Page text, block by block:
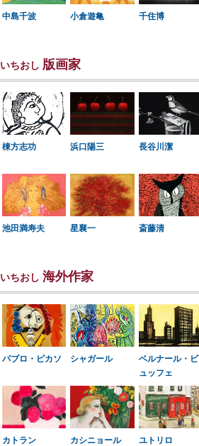
中島千波 小倉遊亀 千住博
いちおし 版画家
棟方志功 浜口陽三 長谷川潔
池田満寿夫 星襄一 斎藤清
いちおし 海外作家
パブロ・ピカソ シャガール
ベルナール・ビ
ュッフェ
カトラン カシニョール ユトリロ